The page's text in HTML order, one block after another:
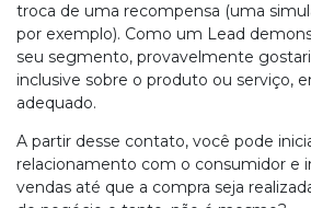
troca de uma recompensa (uma
por exemplo). Como um Lead
seu segmento, provavelmente
inclusive sobre o produto ou serviço,
adequado.
A partir desse contato, você pode
relacionamento com o consumidor e
vendas até que a compra seja